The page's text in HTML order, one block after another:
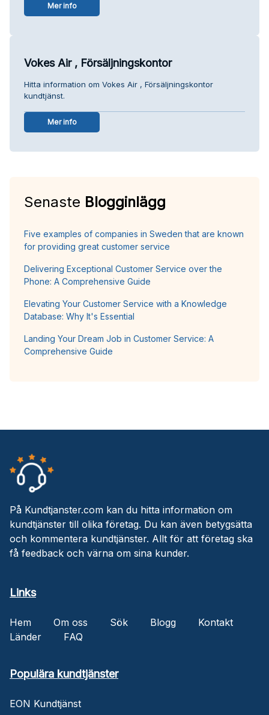
Mer info
Vokes Air , Försäljningskontor
Hitta information om Vokes Air , Försäljningskontor
kundtjänst.
Mer info
Senaste Blogginlägg
Five examples of companies in Sweden that are known
for providing great customer service
Delivering Exceptional Customer Service over the
Phone: A Comprehensive Guide
Elevating Your Customer Service with a Knowledge
Database: Why It's Essential
Landing Your Dream Job in Customer Service: A
Comprehensive Guide
På Kundtjanster.com kan du hitta information om
kundtjänster till olika företag. Du kan även betygsätta
och kommentera kundtjänster. Allt för att företag ska
få feedback och värna om sina kunder.
Links
Hem Om oss Sök Blogg
Kontakt
Länder
FAQ
Populära kundtjänster
EON Kundtjänst